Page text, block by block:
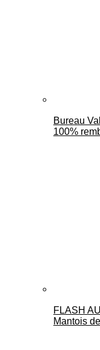
Bureau
100%
FLASH
Mantois